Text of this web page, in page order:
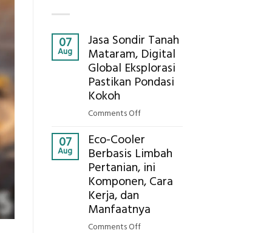
07
Aug
Jasa Sondir Tanah
Mataram, Digital
Global Eksplorasi
Pastikan Pondasi
Kokoh
Comments Offon
Sondir
Tanah
Mataram,
Digital
Eksplorasi
Pastikan
07
Aug
Eco-Cooler
Berbasis Limbah
Pertanian, ini
Komponen, Cara
Kerja, dan
Manfaatnya
Comments Offon